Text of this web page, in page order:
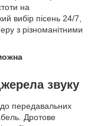
на
вибір пісень 24/7,
з різноманітними
звуку
передавальних
Дротове